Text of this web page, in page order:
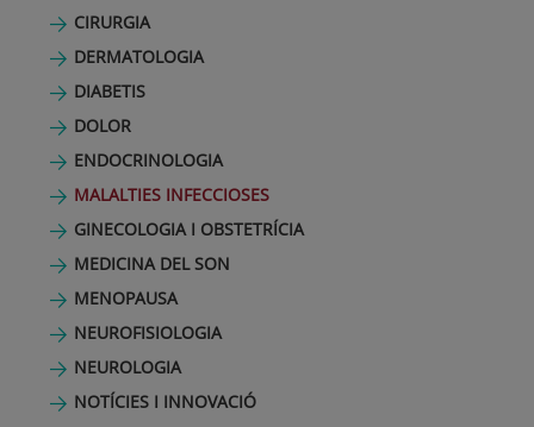
CIRURGIA
DERMATOLOGIA
DIABETIS
DOLOR
ENDOCRINOLOGIA
MALALTIES INFECCIOSES
GINECOLOGIA I OBSTETRÍCIA
MEDICINA DEL SON
MENOPAUSA
NEUROFISIOLOGIA
NEUROLOGIA
NOTÍCIES I INNOVACIÓ